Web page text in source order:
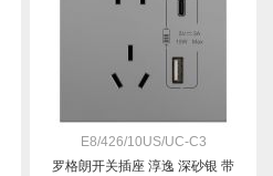
E8/426/10US/UC-C3
罗格朗开关插座 淳逸 深砂银 带